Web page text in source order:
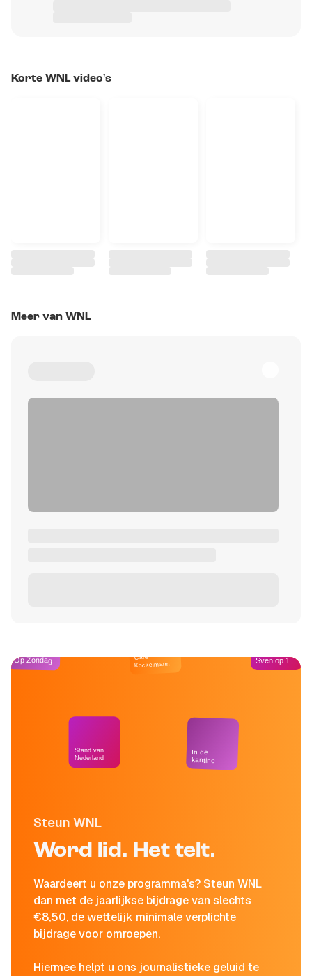
Korte WNL video's
Meer van WNL
Steun WNL
Word lid. Het telt.
Waardeert u onze programma's? Steun WNL
dan met de jaarlijkse bijdrage van slechts
€8,50, de wettelijk minimale verplichte
bijdrage voor omroepen.
Hiermee helpt u ons journalistieke geluid te
Op Zondag
Stand van
Nederland
Café
Kockelmann
In de
kantine
Sven op 1